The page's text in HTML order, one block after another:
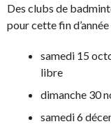
Des clubs de
pour cette fin d’année
samedi 15
libre
dimanche 30
samedi 6